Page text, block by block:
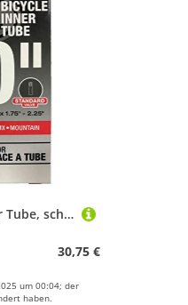
BELL Universal Inner Tube, schwarz
30,75 €
um 00:04; der
haben.